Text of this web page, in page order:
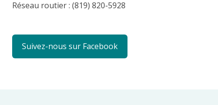
Réseau routier : (819) 820-5928
Suivez-nous sur Facebook